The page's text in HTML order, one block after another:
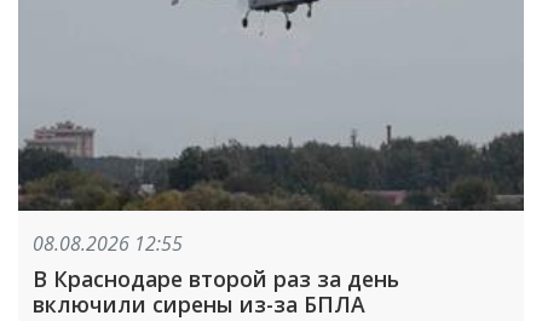
08.08.2026 12:55
В Краснодаре второй раз за день
включили сирены из-за БПЛА